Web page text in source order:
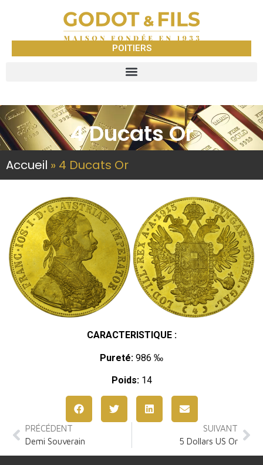
POITIERS
4 Ducats Or
Accueil » 4 Ducats Or
CARACTERISTIQUE :
Pureté: 986 ‰
Poids:14
PRÉCÉDENT
Demi Souverain
SUIVANT
5 Dollars US Or